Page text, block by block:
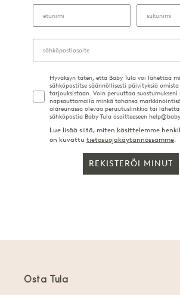
Hyväksyn täten, että Baby Tula voi lähettää
sähköpostitse säännöllisesti päivityksiä
tarjouksistaan. Voin peruuttaa
napsauttamalla minkä tahansa
alareunassa olevaa peruutuslinkkiä tai
sähköpostia Baby Tula osoitteeseen
Lue lisää siitä, miten käsittelemme
on kuvattu tietosuojakäytännössämme.
REKISTERÖI MINUT
Osta Tula